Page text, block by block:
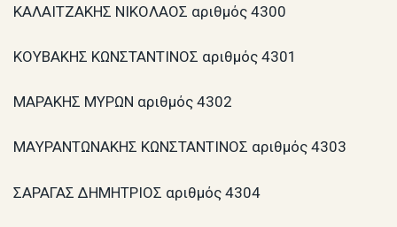
ΚΑΛΑΙΤΖΑΚΗΣ ΝΙΚΟΛΑΟΣ αριθμός 4300
ΚΟΥΒΑΚΗΣ ΚΩΝΣΤΑΝΤΙΝΟΣ αριθμός 4301
ΜΑΡΑΚΗΣ ΜΥΡΩΝ αριθμός 4302
MAΥΡΑΝΤΩΝΑΚΗΣ ΚΩΝΣΤΑΝΤΙΝΟΣ αριθμός 4303
ΣΑΡΑΓΑΣ ΔΗΜΗΤΡΙΟΣ αριθμός 4304